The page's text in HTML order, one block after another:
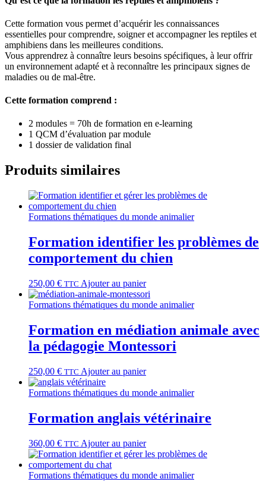
Cette formation vous permet d’acquérir les connaissances
essentielles pour comprendre, soigner et accompagner les reptiles et
amphibiens dans les meilleures conditions.
Vous apprendrez à connaître leurs besoins spécifiques, à leur offrir
un environnement adapté et à reconnaître les principaux signes de
maladies ou de mal-être.
Cette formation comprend :
2 modules = 70h de formation en e-learning
1 QCM d’évaluation par module
1 dossier de validation final
Produits similaires
Formations thématiques du monde animalier
Formation identifier les problèmes de
comportement du chien
250,00 € TTC Ajouter au panier
Formations thématiques du monde animalier
Formation en médiation animale avec
la pédagogie Montessori
250,00 € TTC Ajouter au panier
Formations thématiques du monde animalier
Formation anglais vétérinaire
360,00 € TTC Ajouter au panier
Formations thématiques du monde animalier